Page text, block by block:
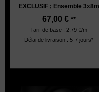
EXCLUSIF ; Ensemble 3x8m
67,00 € **
Tarif de base : 2,79 €/m
Délai de livraison : 5-7 jours*